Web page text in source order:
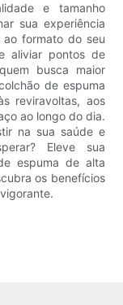
e tamanho
sua experiência
formato do seu
aliviar pontos de
busca maior
de espuma
reviravoltas, aos
ao longo do dia.
na sua saúde e
Eleve sua
espuma de alta
os benefícios